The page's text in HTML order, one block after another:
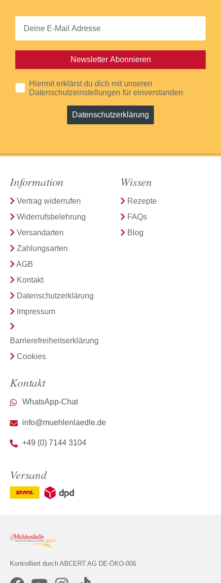
Newsletter Abonnieren
Hiermit erklärst du dich mit unseren
Datenschutzeinstellungen für einverstanden
Datenschutzerklärung
Kontrolliert durch ABCERT AG DE-ÖKO-006
Information
Vertrag widerrufen
Widerrufsbelehrung
Versandarten
Zahlungsarten
AGB
Kontakt
Datenschutzerklärung
Impressum
Barrierefreiheitserklärung
Cookies
Wissen
Rezepte
FAQs
Blog
Kontakt
WhatsApp-Chat
info@muehlenlaedle.de
+49 (0) 7144 3104
Versand